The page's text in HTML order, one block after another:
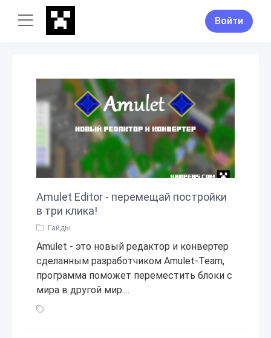
Войти
Amulet Editor - перемещай постройки
в три клика!
Гайды
Amulet - это новый редактор и конвертер
сделанным разработчиком Amulet-Team,
программа поможет переместить блоки с
мира в другой мир....